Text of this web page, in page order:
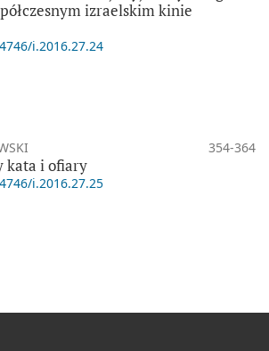
izraelskim kinie
i.2016.27.24
354-364
kata i ofiary
i.2016.27.25